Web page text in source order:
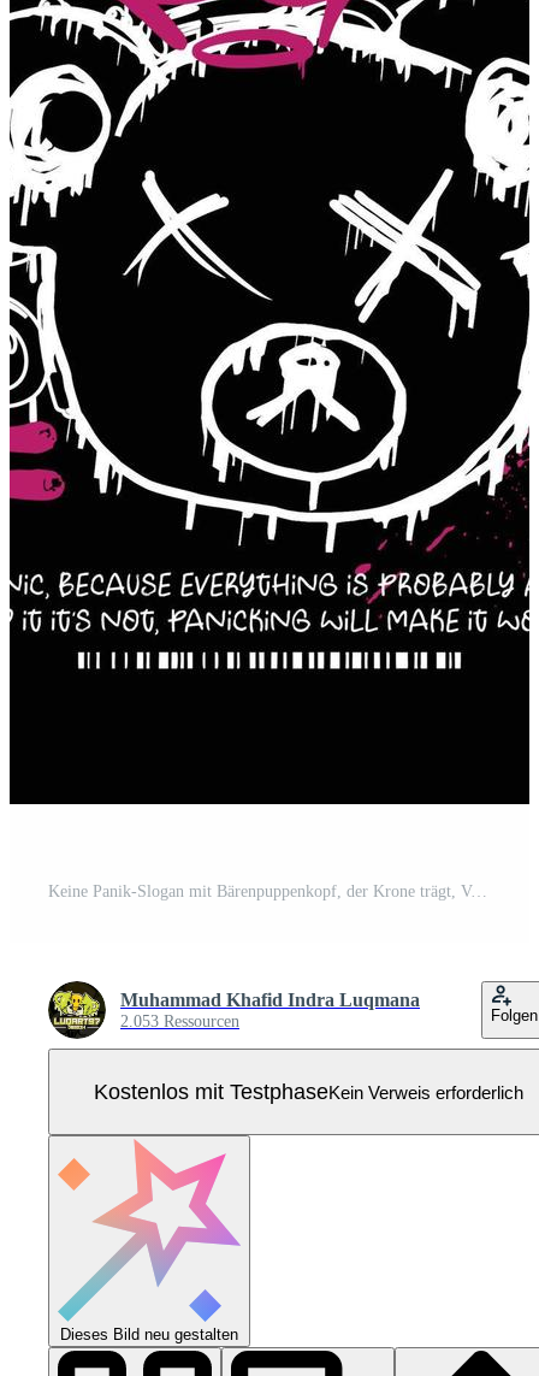
Keine Panik-Slogan mit Bärenpuppenkopf, der Krone trägt, Vektorillustration auf schwarzem Hintergrund, für Streetwear und urbanes T-Shirt-Design, Hoodies usw. Pro Vektor
Muhammad Khafid Indra Luqmana
2.053 Ressourcen Folgen
Kostenlos mit TestphaseKein Verweis erforderlich
Dieses Bild neu gestalten